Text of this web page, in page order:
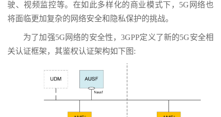
驶、视频监控等。在如此多样化的商业模式下，5G网络也
将面临更加复杂的网络安全和隐私保护的挑战。
为了加强5G网络的安全性，3GPP定义了新的5G安全相
关认证框架，其鉴权认证架构如下图: